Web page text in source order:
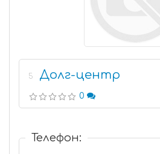
5 Долг-центр
0
Телефон: